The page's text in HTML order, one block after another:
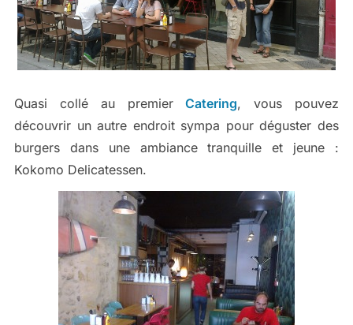
Quasi collé au premierCatering, vous pouvez
découvrir un autre endroit sympa pour déguster des
burgers dans une ambiance tranquille et jeune :
Kokomo Delicatessen.